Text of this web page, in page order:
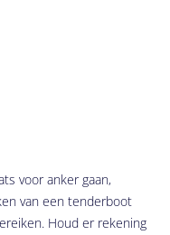
voor anker gaan,
van een tenderboot
Houd er rekening